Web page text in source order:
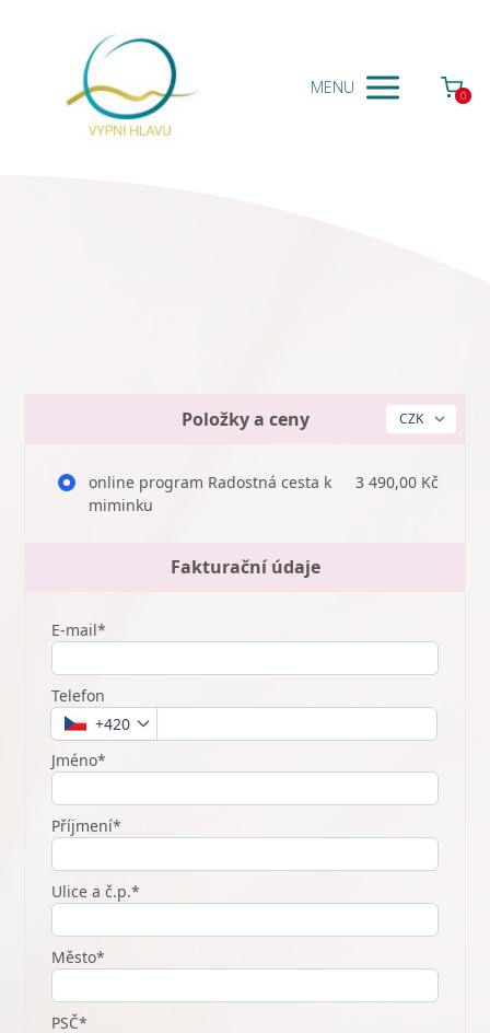
MENU 0
Položky a ceny
online program Radostná cesta k
miminku
3 490,00 Kč
Fakturační údaje
E-mail*
Telefon
+420
Jméno*
Příjmení*
Ulice a č.p.*
Město*
PSČ*